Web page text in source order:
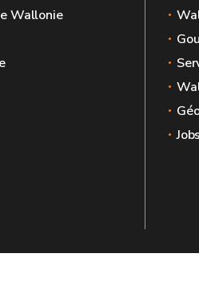
Wallonie
Jobs